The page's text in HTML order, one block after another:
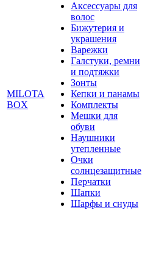
MILOTA
BOX
Аксессуары для
волос
Бижутерия и
украшения
Варежки
Галстуки, ремни
и подтяжки
Зонты
Кепки и панамы
Комплекты
Мешки для
обуви
Наушники
утепленные
Очки
солнцезащитные
Перчатки
Шапки
Шарфы и снуды